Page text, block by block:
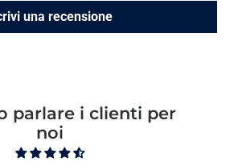
una recensione
parlare i clienti per
noi